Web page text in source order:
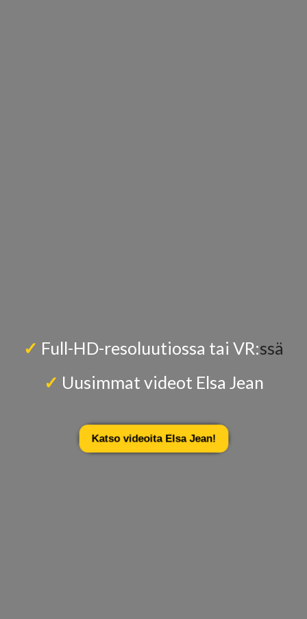
✓ Full-HD-resoluutiossa tai VR:ssä
✓ Uusimmat videot Elsa Jean
Katso videoita Elsa Jean!